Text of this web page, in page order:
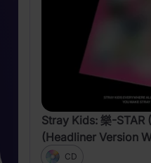
Stray Kids: 樂-STAR
(Headliner Version
Benefit)
CD